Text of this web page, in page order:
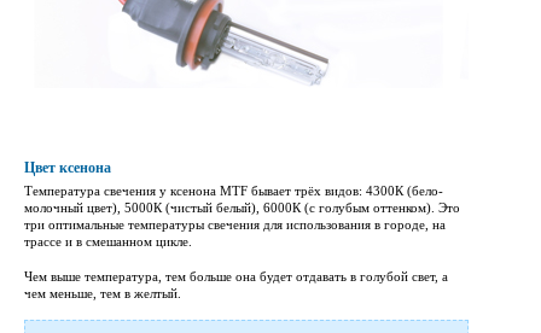
Цвет ксенона
Температура свечения у ксенона MTF бывает трёх видов: 4300К (бело-
молочный цвет), 5000К (чистый белый), 6000К (с голубым оттенком). Это
три оптимальные температуры свечения для использования в городе, на
трассе и в смешанном цикле.
Чем выше температура, тем больше она будет отдавать в голубой свет, а
чем меньше, тем в желтый.